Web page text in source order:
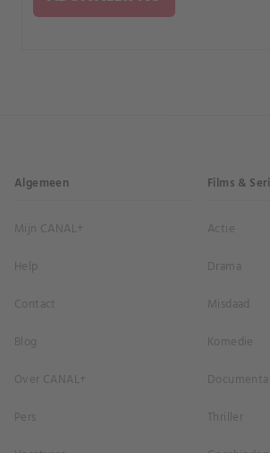
Algemeen
Mijn CANAL+
Help
Contact
Blog
Over CANAL+
Pers
Films &
Actie
Drama
Misdaad
Komedie
Thriller